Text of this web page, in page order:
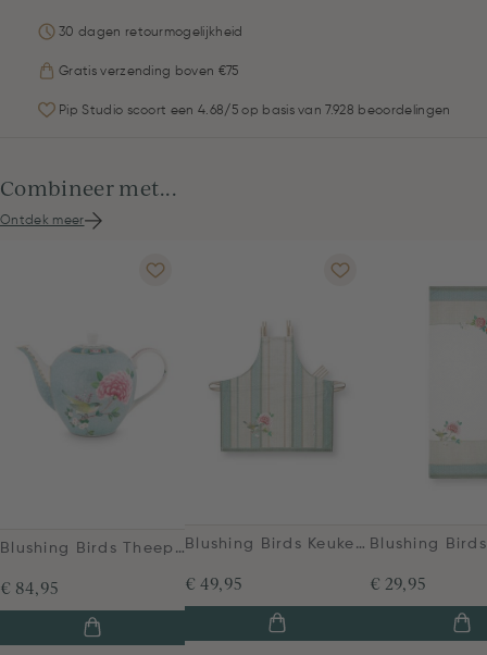
30 dagen retourmogelijkheid
Gratis verzending boven €75
Pip Studio scoort een 4.68/5 op basis van 7.928 beoordelingen
Combineer met...
Ontdek meer
Blushing Birds Theepot Groot Blauw
€ 84,95
Blushing Birds Keukenschort Blauw
€ 49,95 € 29,95